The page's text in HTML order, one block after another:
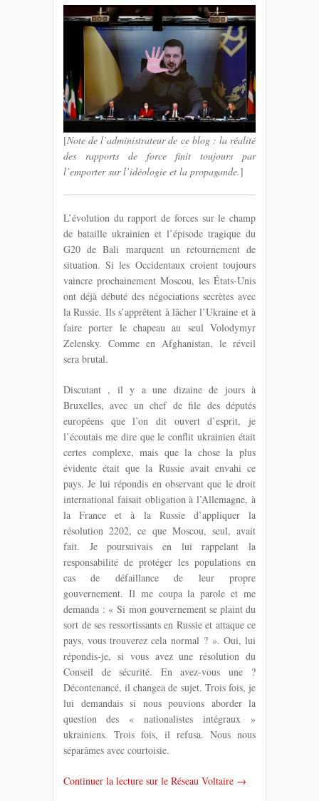
[Note de l’administrateur de ce blog : la réalité
des rapports de force finit toujours par
l’emporter sur l’idéologie et la propagande.]
L’évolution du rapport de forces sur le champ
de bataille ukrainien et l’épisode tragique du
G20 de Bali marquent un retournement de
situation. Si les Occidentaux croient toujours
vaincre prochainement Moscou, les États-Unis
ont déjà débuté des négociations secrètes avec
la Russie. Ils s’apprêtent à lâcher l’Ukraine et à
faire porter le chapeau au seul Volodymyr
Zelensky. Comme en Afghanistan, le réveil
sera brutal.
Discutant , il y a une dizaine de jours à
Bruxelles, avec un chef de file des députés
européens que l’on dit ouvert d’esprit, je
l’écoutais me dire que le conflit ukrainien était
certes complexe, mais que la chose la plus
évidente était que la Russie avait envahi ce
pays. Je lui répondis en observant que le droit
international faisait obligation à l’Allemagne, à
la France et à la Russie d’appliquer la
résolution 2202, ce que Moscou, seul, avait
fait. Je poursuivais en lui rappelant la
responsabilité de protéger les populations en
cas de défaillance de leur propre
gouvernement. Il me coupa la parole et me
demanda : « Si mon gouvernement se plaint du
sort de ses ressortissants en Russie et attaque ce
pays, vous trouverez cela normal ? ». Oui, lui
répondis-je, si vous avez une résolution du
Conseil de sécurité. En avez-vous une ?
Décontenancé, il changea de sujet. Trois fois, je
lui demandais si nous pouvions aborder la
question des « nationalistes intégraux »
ukrainiens. Trois fois, il refusa. Nous nous
séparâmes avec courtoisie.
Continuer la lecture sur le Réseau Voltaire →